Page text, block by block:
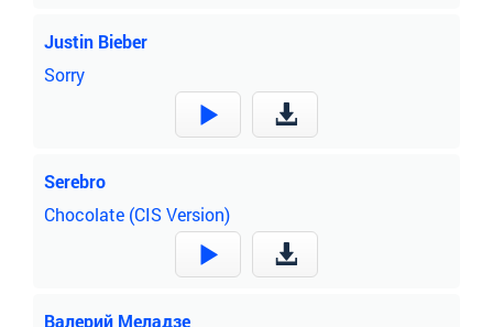
Justin Bieber
Sorry
Serebro
Chocolate (CIS Version)
Валерий Меладзе